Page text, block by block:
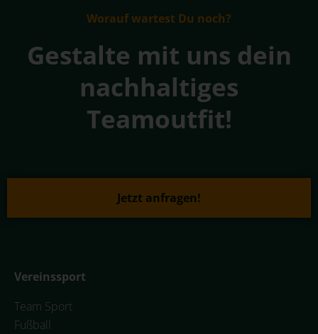
Worauf wartest Du noch?
Gestalte mit uns dein
nachhaltiges
Teamoutfit!
Jetzt anfragen!
Vereinssport
Team Sport
Fußball